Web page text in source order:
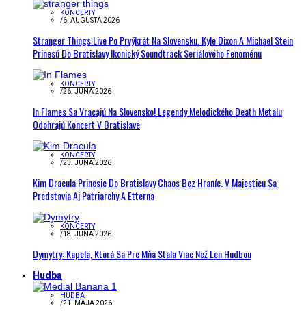
KONCERTY
/6. AUGUSTA 2026
Stranger Things Live Po Prvýkrát Na Slovensku. Kyle Dixon A Michael Stein
Prinesú Do Bratislavy Ikonický Soundtrack Seriálového Fenoménu
KONCERTY
/26. JÚNA 2026
In Flames Sa Vracajú Na Slovensko! Legendy Melodického Death Metalu
Odohrajú Koncert V Bratislave
KONCERTY
/23. JÚNA 2026
Kim Dracula Prinesie Do Bratislavy Chaos Bez Hraníc. V Majesticu Sa
Predstavia Aj Patriarchy A Etterna
KONCERTY
/18. JÚNA 2026
Dymytry: Kapela, Ktorá Sa Pre Mňa Stala Viac Než Len Hudbou
Hudba
HUDBA
/21. MÁJA 2026